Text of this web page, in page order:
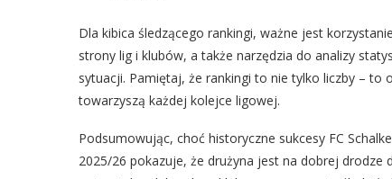
Dla kibica śledzącego rankingi, ważne jest
strony lig i klubów, a także narzędzia do analizy
sytuacji. Pamiętaj, że rankingi to nie tylko liczby – to
towarzyszą każdej kolejce ligowej.
Podsumowując, choć historyczne sukcesy FC
2025/26 pokazuje, że drużyna jest na dobrej drodze